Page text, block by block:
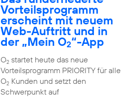
Vorteilsprogramm
erscheint mit neuem
Web-Auftritt und in
der „Mein O2“-App
O2startet heute das neue
Vorteilsprogramm PRIORITY für alle
O2Kunden und setzt den
Schwerpunkt auf